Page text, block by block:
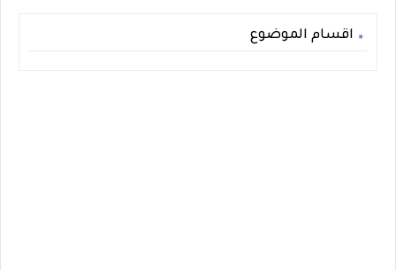
اقسام الموضوع